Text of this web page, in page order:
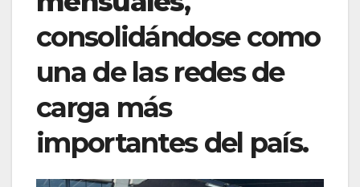
consolidándose como
una de las redes de
carga más
importantes del país.